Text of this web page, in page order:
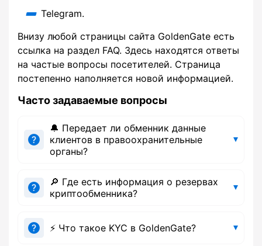
Telegram.
Внизу любой страницы сайта GoldenGate есть
ссылка на раздел FAQ. Здесь находятся ответы
на частые вопросы посетителей. Страница
постепенно наполняется новой информацией.
Часто задаваемые вопросы
🔔 Передает ли обменник данные
клиентов в правоохранительные
органы?
🔎 Где есть информация о резервах
криптообменника?
⚡ Что такое KYC в GoldenGate?